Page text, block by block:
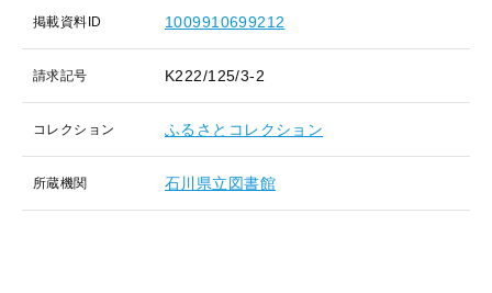
掲載資料ID 1009910699212
請求記号 K222/125/3-2
コレクション ふるさとコレクション
所蔵機関 石川県立図書館